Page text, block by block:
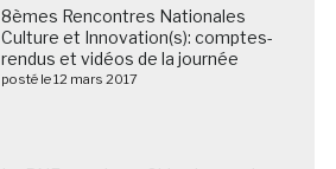
8èmes Rencontres Nationales
Culture et Innovation(s): comptes-
rendus et vidéos de la journée
posté le 12 mars 2017